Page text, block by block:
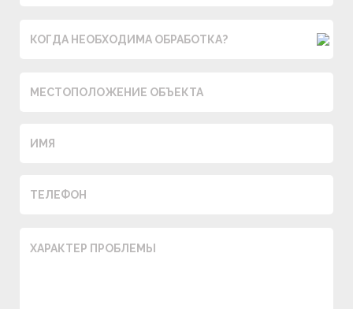
КОГДА НЕОБХОДИМА ОБРАБОТКА?